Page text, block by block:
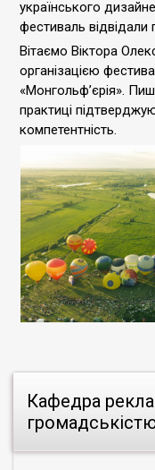
Кафедра
українського
фестиваль
Вітаємо Віктора
організацією
«Монгольф’єрія».
практиці
компетентність.